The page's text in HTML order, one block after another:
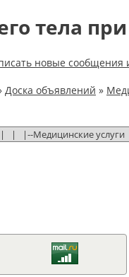
тела
Доска объявлений »